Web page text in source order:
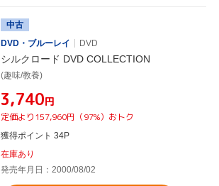
中古
DVD・ブルーレイ
DVD
シルクロード DVD COLLECTION
(趣味/教養)
¥3,740円
定価より157,960円（97%）おトク
獲得ポイント 34P
在庫あり
発売年月日：2000/08/02